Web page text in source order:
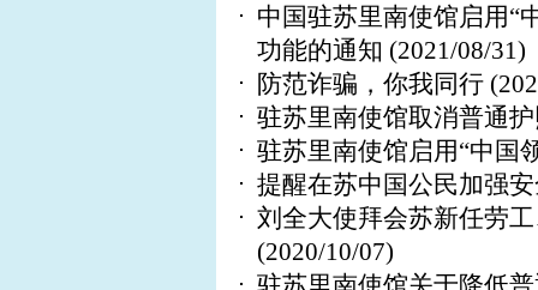
中国驻苏里南使馆启用“
功能的通知 (2021/08/31)
防范诈骗，你我同行
驻苏里南使馆取消普通
驻苏里南使馆启用“中国
提醒在苏中国公民加强
刘全大使拜会苏新任劳
(2020/10/07)